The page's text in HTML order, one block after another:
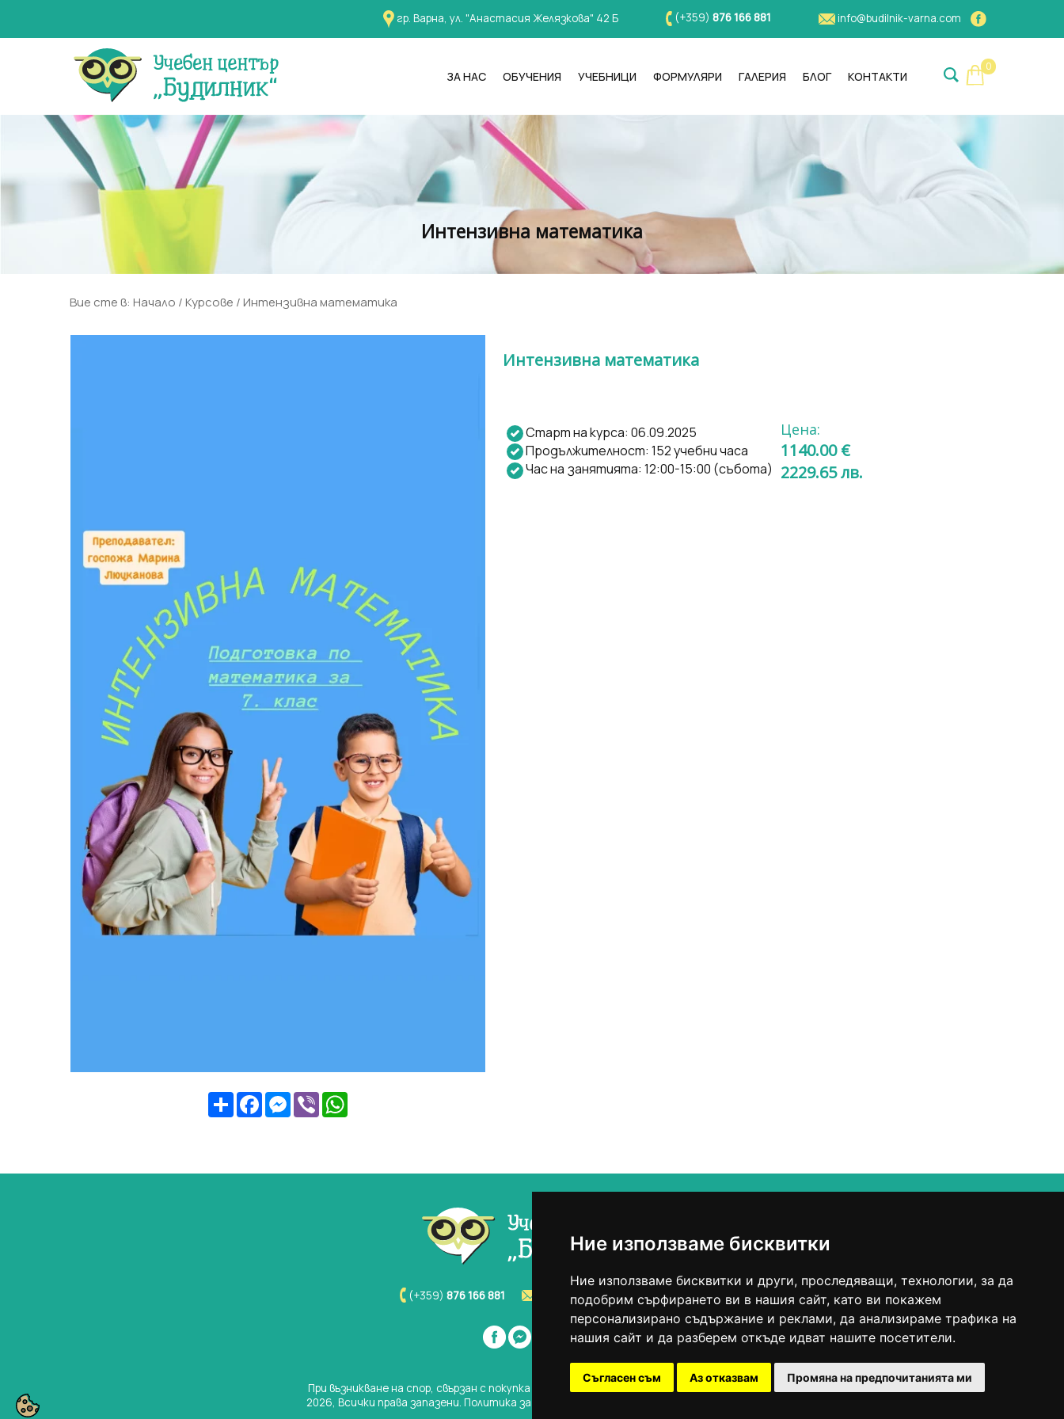
Ние използваме бисквитки
Ние използваме бисквитки и други, проследяващи, технологии, за да
подобрим сърфирането ви в нашия сайт, като ви покажем
персонализирано съдържание и реклами, да анализираме трафика на
нашия сайт и да разберем откъде идват нашите посетители.
Съгласен съм Аз отказвам Промяна на предпочитанията ми
гр. Варна, ул. "Анастасия Желязкова" 42 Б (+359) 876 166 881 info@budilnik-varna.com
ЗА НАС ОБУЧЕНИЯ УЧЕБНИЦИ ФОРМУЛЯРИ ГАЛЕРИЯ БЛОГ КОНТАКТИ
0
Интензивна математика
Вие сте в: Начало /Курсове / Интензивна математика
ShareFacebook
Messenger
ViberWhatsApp
Интензивна математика
Старт на курса: 06.09.2025
Продължителност: 152 учебни часа
Час на занятията: 12:00-15:00 (събота)
Цена:
1140.00 €
2229.65лв.
(+359) 876 166 881 info@budilnik-varna.com
При възникване на спор, свързан с покупка онлайн, можете да ползвате "сайта ОРС"
2026, Всички права запазени. Политика за защита на личните данни